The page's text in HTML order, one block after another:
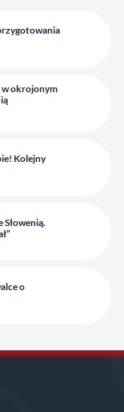
w okrojonym
Kolejny
Słowenią.
o